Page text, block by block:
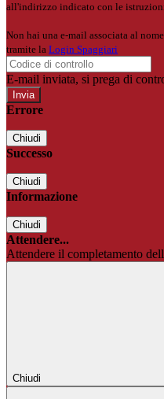
all'indirizzo indicato con le
Non hai una e-mail associata al
tramite la Login Spaggiari
E-mail inviata, si prega di
Errore
Chiudi
Successo
Chiudi
Informazione
Chiudi
Attendere...
Attendere il completamento
Chiudi